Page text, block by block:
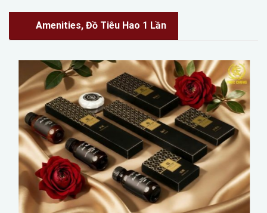
Amenities, Đồ Tiêu Hao 1 Lần